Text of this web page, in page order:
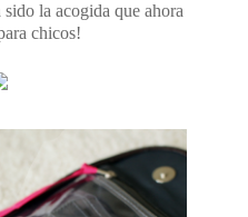
la acogida que ahora
chicos!